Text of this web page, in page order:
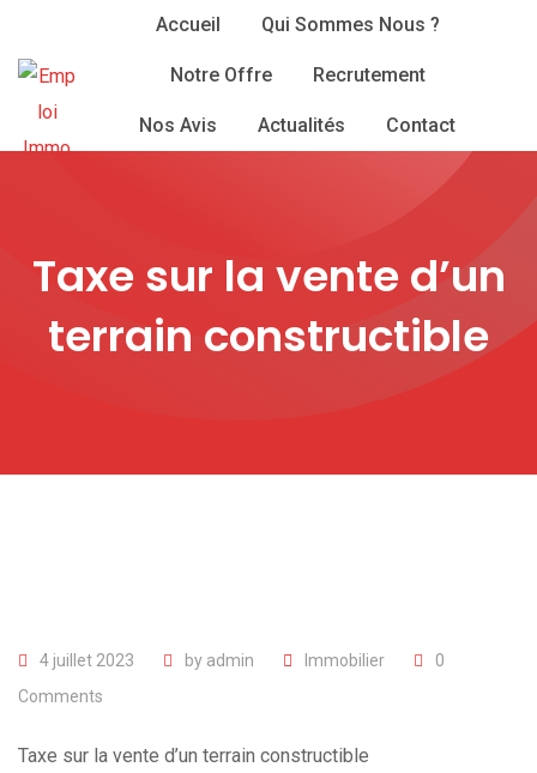
content
Accueil Qui Sommes Nous ?
Notre Offre Recrutement
Nos Avis Actualités Contact
Taxe sur la vente d’un
terrain constructible
4 juillet 2023 by admin Immobilier
0
Comments
Taxe sur la vente d’un terrain constructible